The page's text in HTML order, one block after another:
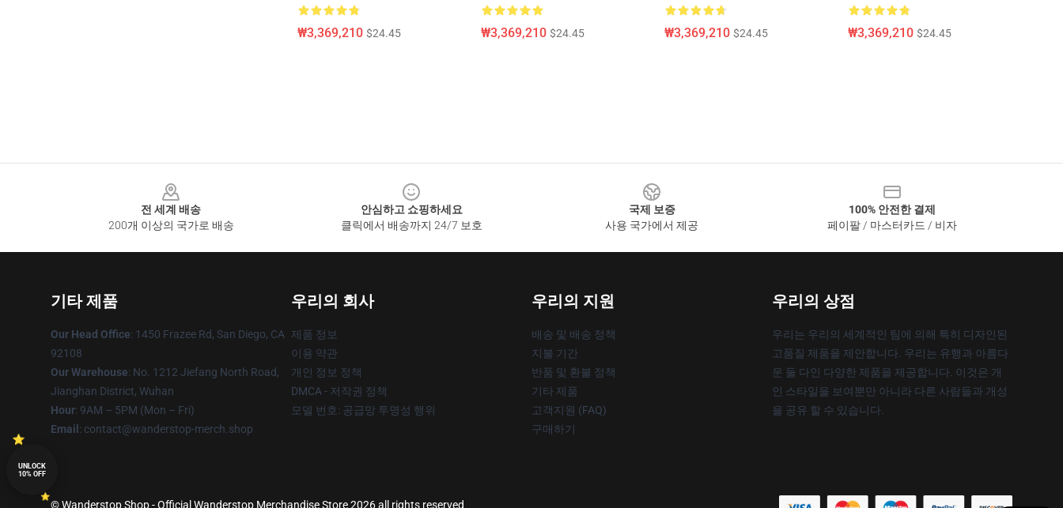
₩3,369,210 $24.45 ₩3,369,210 $24.45 ₩3,369,210 $24.45 ₩3,369,210 $24.45
전 세계 배송
200개 이상의 국가로 배송
안심하고 쇼핑하세요
클릭에서 배송까지 24/7 보호
국제 보증
사용 국가에서 제공
100% 안전한 결제
페이팔 / 마스터카드 / 비자
기타 제품
Our Head Office: 1450 Frazee Rd, San Diego, CA
92108
Our Warehouse: No. 1212 Jiefang North Road,
Jianghan District, Wuhan
Hour: 9AM – 5PM (Mon – Fri)
Email : contact@wanderstop-merch.shop
우리의 회사
제품 정보
이용 약관
개인 정보 정책
DMCA - 저작권 정책
모델 번호: 공급망 투명성 행위
우리의 지원
배송 및 배송 정책
지불 기간
반품 및 환불 정책
기타 제품
고객지원 (FAQ)
구매하기
우리의 상점
우리는 우리의 세계적인 팀에 의해 특히 디자인된
고품질 제품을 제안합니다. 우리는 유행과 아름다
운 둘 다인 다양한 제품을 제공합니다. 이것은 개
인 스타일을 보여뿐만 아니라 다른 사람들과 개성
을 공유 할 수 있습니다.
© Wanderstop Shop - Official Wanderstop Merchandise Store 2026 all rights reserved
UNLOCK
10% OFF